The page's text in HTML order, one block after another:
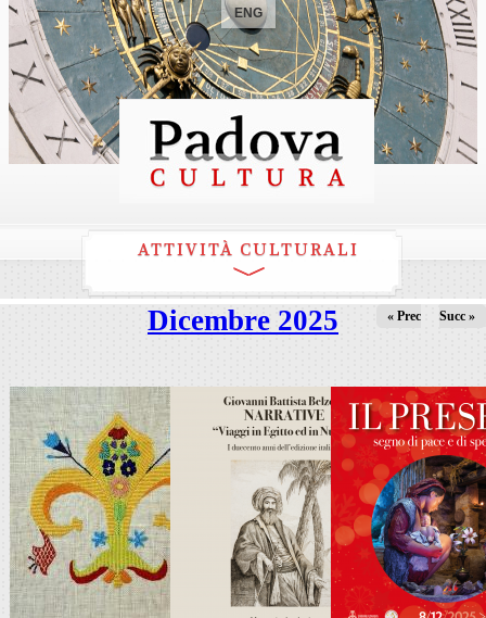
ENG
ATTIVITÀ CULTURALI
Dicembre 2025 « Prec Succ »